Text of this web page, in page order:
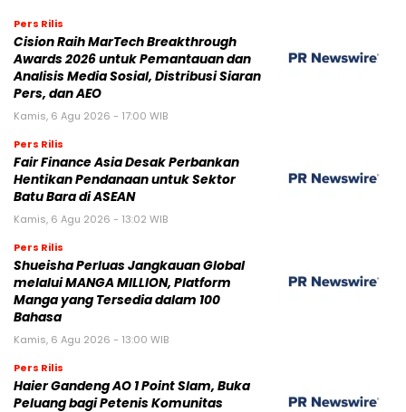
Pers Rilis
Cision Raih MarTech Breakthrough
Awards 2026 untuk Pemantauan dan
Analisis Media Sosial, Distribusi Siaran
Pers, dan AEO
Kamis, 6 Agu 2026 - 17:00 WIB
Pers Rilis
Fair Finance Asia Desak Perbankan
Hentikan Pendanaan untuk Sektor
Batu Bara di ASEAN
Kamis, 6 Agu 2026 - 13:02 WIB
Pers Rilis
Shueisha Perluas Jangkauan Global
melalui MANGA MILLION, Platform
Manga yang Tersedia dalam 100
Bahasa
Kamis, 6 Agu 2026 - 13:00 WIB
Pers Rilis
Haier Gandeng AO 1 Point Slam, Buka
Peluang bagi Petenis Komunitas